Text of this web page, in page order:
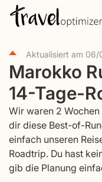
Aktualisiert am 06/
Marokko
14-Tage-
Wir waren 2
dir diese Best-of-
einfach unseren
Roadtrip. Du hast
gib die Planung